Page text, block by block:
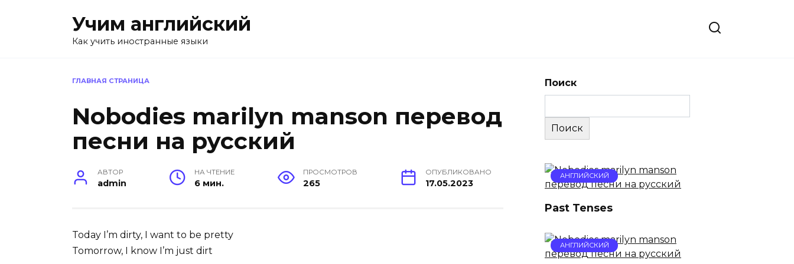
Учим английский
Как учить иностранные языки
ГЛАВНАЯ СТРАНИЦА
Nobodies marilyn manson перевод
песни на русский
АВТОР
admin
НА ЧТЕНИЕ
6 мин.
ПРОСМОТРОВ
265
ОПУБЛИКОВАНО
17.05.2023
Today I’m dirty, I want to be pretty
Tomorrow, I know I’m just dirt
Поиск
Поиск
АНГЛИЙСКИЙ
Past Tenses
АНГЛИЙСКИЙ